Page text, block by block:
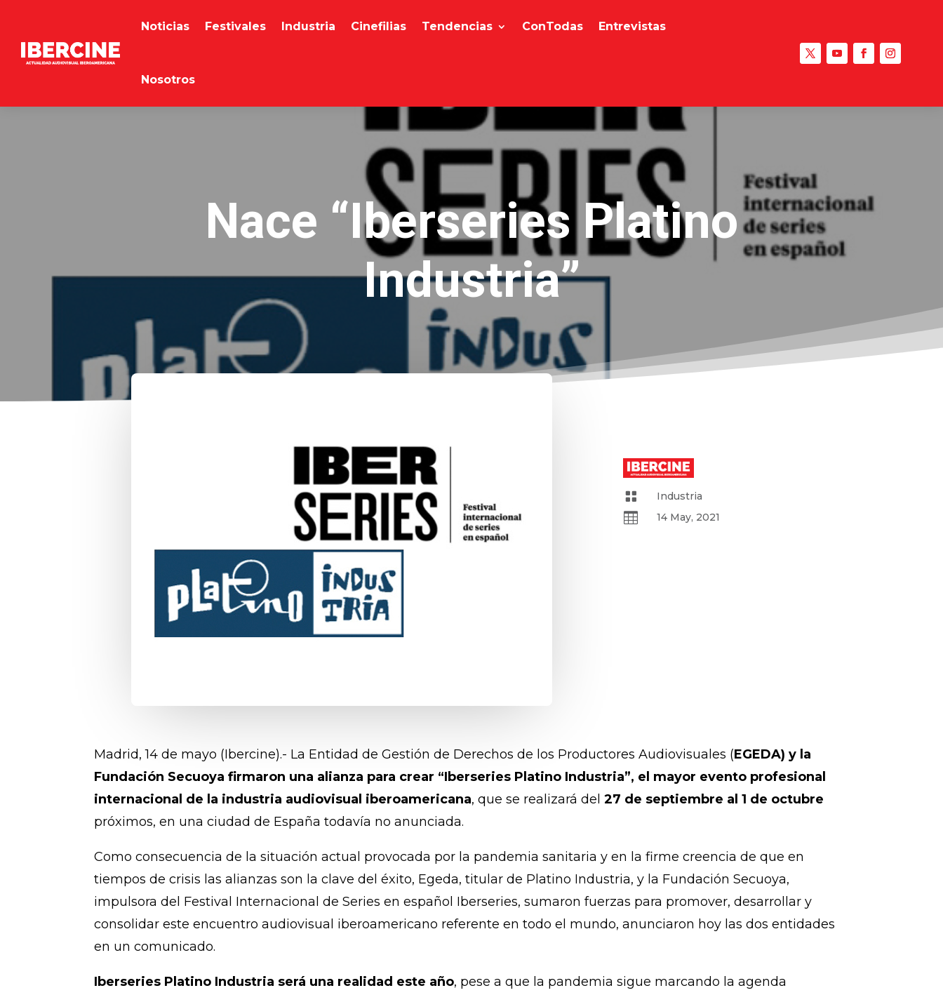
Noticias Festivales Industria Cinefilias Tendencias ConTodas Entrevistas
Nosotros
Nace “Iberseries Platino
Industria”
 Industria
 14 May, 2021
Madrid, 14 de mayo (Ibercine).- La Entidad de Gestión de Derechos de los Productores Audiovisuales (EGEDA) y la
Fundación Secuoya firmaron una alianza para crear “Iberseries Platino Industria”, el mayor evento profesional
internacional de la industria audiovisual iberoamericana, que se realizará del27 de septiembre al 1 de octubre
próximos, en una ciudad de España todavía no anunciada.
Como consecuencia de la situación actual provocada por la pandemia sanitaria y en la firme creencia de que en
tiempos de crisis las alianzas son la clave del éxito, Egeda, titular de Platino Industria, y la Fundación Secuoya,
impulsora del Festival Internacional de Series en español Iberseries, sumaron fuerzas para promover, desarrollar y
consolidar este encuentro audiovisual iberoamericano referente en todo el mundo, anunciaron hoy las dos entidades
en un comunicado.
Iberseries Platino Industria será una realidad este año, pese a que la pandemia sigue marcando la agenda